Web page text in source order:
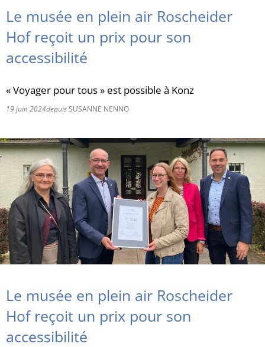
Le musée en plein air Roscheider
Hof reçoit un prix pour son
accessibilité
« Voyager pour tous » est possible à Konz
19 juin 2024depuisSUSANNE NENNO
Le musée en plein air Roscheider
Hof reçoit un prix pour son
accessibilité